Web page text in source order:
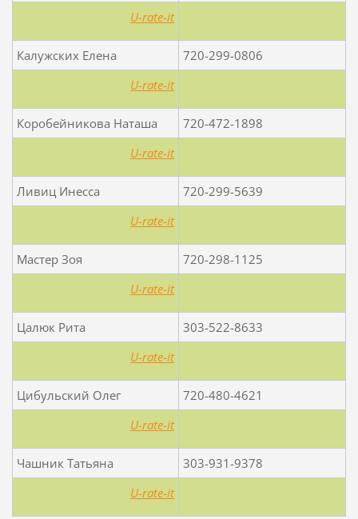
U-rate-it
Калужских Елена
720-299-0806
U-rate-it
Коробейникова Наташа
720-472-1898
U-rate-it
Ливиц Инесса
720-299-5639
U-rate-it
Мастер Зоя
720-298-1125
U-rate-it
Цалюк Рита
303-522-8633
U-rate-it
Цибульский Олег
720-480-4621
U-rate-it
Чашник Татьяна
303-931-9378
U-rate-it